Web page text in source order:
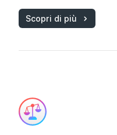
Scopri di più